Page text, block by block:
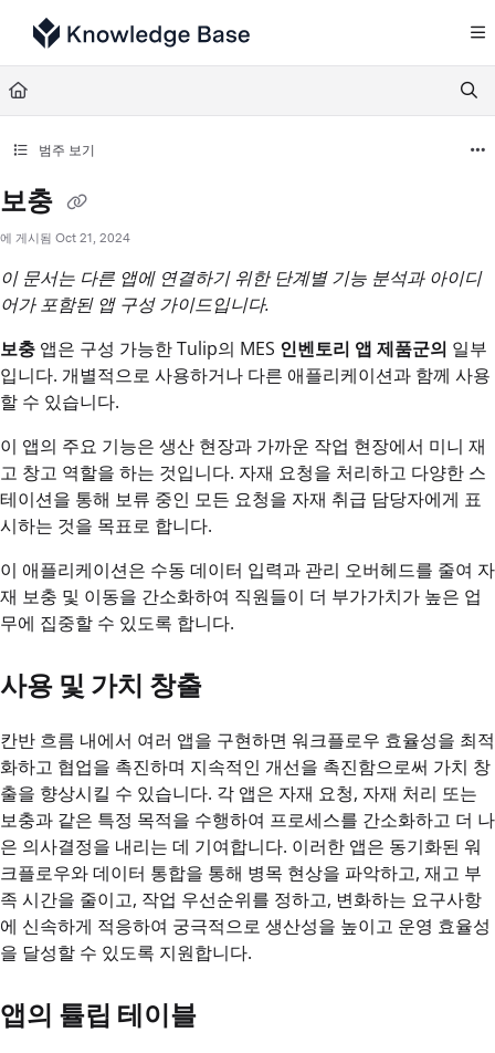
Documentation Index
Fetch the complete documentation index at:
Use this file to discover all available pages before exploring further.
범주 보기
보충
에 게시됨 Oct 21, 2024
이 문서는 다른 앱에 연결하기 위한 단계별 기능 분석과 아이디
어가 포함된 앱 구성 가이드입니다.
보충 앱은 구성 가능한 Tulip의 MES 인벤토리 앱 제품군의 일부
입니다. 개별적으로 사용하거나 다른 애플리케이션과 함께 사용
할 수 있습니다.
이 앱의 주요 기능은 생산 현장과 가까운 작업 현장에서 미니 재
고 창고 역할을 하는 것입니다. 자재 요청을 처리하고 다양한 스
테이션을 통해 보류 중인 모든 요청을 자재 취급 담당자에게 표
시하는 것을 목표로 합니다.
이 애플리케이션은 수동 데이터 입력과 관리 오버헤드를 줄여 자
재 보충 및 이동을 간소화하여 직원들이 더 부가가치가 높은 업
무에 집중할 수 있도록 합니다.
사용 및 가치 창출
칸반 흐름 내에서 여러 앱을 구현하면 워크플로우 효율성을 최적
화하고 협업을 촉진하며 지속적인 개선을 촉진함으로써 가치 창
출을 향상시킬 수 있습니다. 각 앱은 자재 요청, 자재 처리 또는
보충과 같은 특정 목적을 수행하여 프로세스를 간소화하고 더 나
은 의사결정을 내리는 데 기여합니다. 이러한 앱은 동기화된 워
크플로우와 데이터 통합을 통해 병목 현상을 파악하고, 재고 부
족 시간을 줄이고, 작업 우선순위를 정하고, 변화하는 요구사항
에 신속하게 적응하여 궁극적으로 생산성을 높이고 운영 효율성
을 달성할 수 있도록 지원합니다.
앱의 튤립 테이블